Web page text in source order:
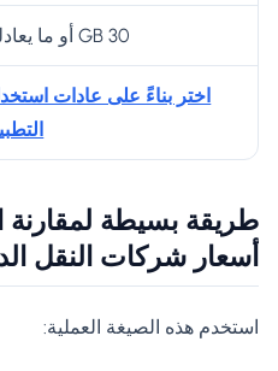
30 GB أو ما يعادلها
اختر بناءً على عادات
طريقة بسيطة لمقارنة
أسعار شركات النقل
استخدم هذه الصيغة العملية: